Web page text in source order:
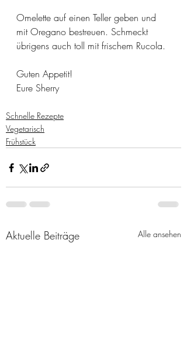
Omelette auf einen Teller geben und
mit Oregano bestreuen. Schmeckt
übrigens auch toll mit frischem Rucola.
Guten Appetit!
Eure Sherry
Schnelle Rezepte
Vegetarisch
Frühstück
Aktuelle Beiträge Alle ansehen